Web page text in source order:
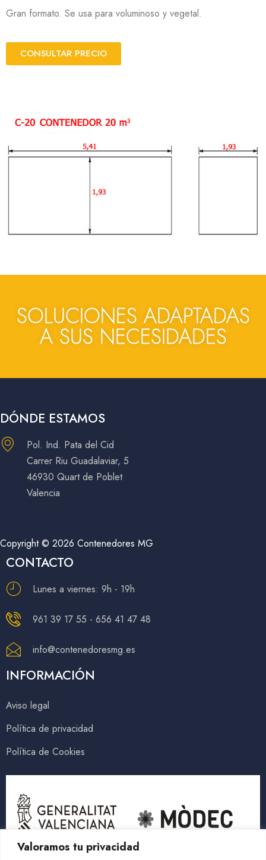
Valoramos tu privacidad
Gran formato. Se usa para voluminoso y vegetal.
CONSULTAR PRECIO
SOLUCIONES ADAPTADAS
A SUS NECESIDADES
DÓNDE ESTAMOS
Pol. Ind. Pata del Cid
Carrer Riu Guadalaviar, 5
46930 Quart de Poblet
Valencia
Copyright © 2026 Contenedores MG
CONTACTO
Lunes a viernes: 9h - 19h
961 39 17 55 - 656 41 47 48
info@contenedoresmg.es
INFORMACIÓN
Aviso legal
Política de privacidad
Política de Cookies